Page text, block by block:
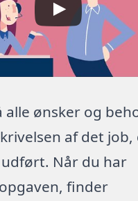
alle ønsker og
af det job,
udført. Når du har
finder